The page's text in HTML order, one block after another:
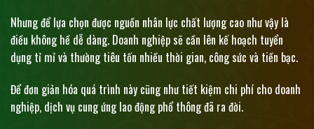
Nhưng để lựa chọn được nguồn nhân lực chất lượng cao như vậy là
điều không hề dễ dàng. Doanh nghiệp sẽ cần lên kế hoạch tuyển
dụng tỉ mỉ và thường tiêu tốn nhiều thời gian, công sức và tiền bạc.
Để đơn giản hóa quá trình này cũng như tiết kiệm chi phí cho doanh
nghiệp, dịch vụ cung ứng lao động phổ thông đã ra đời.